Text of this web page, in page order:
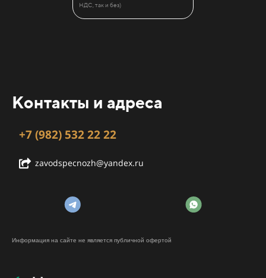
НДС, так и без)
Контакты и адреса
+7 (982) 532 22 22
zavodspecnozh@yandex.ru
Информация на сайте не является публичной офертой